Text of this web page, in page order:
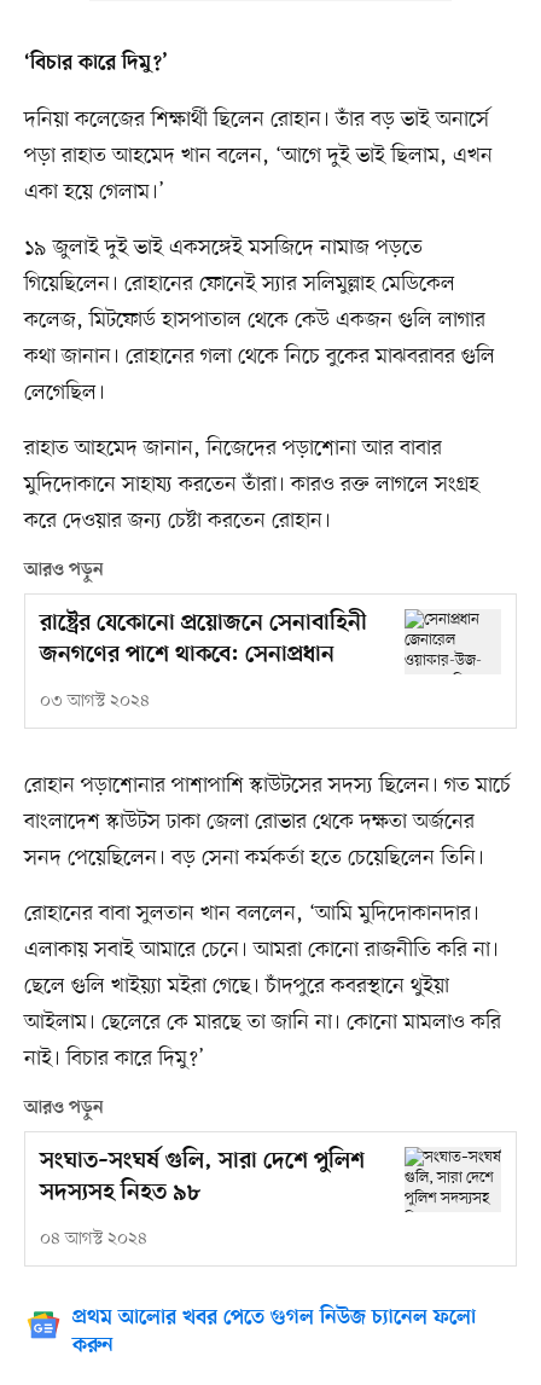
‘বিচার কারে দিমু?’
দনিয়া কলেজের শিক্ষার্থী ছিলেন রোহান। তাঁর বড় ভাই অনার্সে
পড়া রাহাত আহমেদ খান বলেন, ‘আগে দুই ভাই ছিলাম, এখন
একা হয়ে গেলাম।’
১৯ জুলাই দুই ভাই একসঙ্গেই মসজিদে নামাজ পড়তে
গিয়েছিলেন। রোহানের ফোনেই স্যার সলিমুল্লাহ মেডিকেল
কলেজ, মিটফোর্ড হাসপাতাল থেকে কেউ একজন গুলি লাগার
কথা জানান। রোহানের গলা থেকে নিচে বুকের মাঝবরাবর গুলি
লেগেছিল।
রাহাত আহমেদ জানান, নিজেদের পড়াশোনা আর বাবার
মুদিদোকানে সাহায্য করতেন তাঁরা। কারও রক্ত লাগলে সংগ্রহ
করে দেওয়ার জন্য চেষ্টা করতেন রোহান।
আরও পড়ুন
রাষ্ট্রের যেকোনো প্রয়োজনে সেনাবাহিনী
জনগণের পাশে থাকবে: সেনাপ্রধান
০৩ আগস্ট ২০২৪
রোহান পড়াশোনার পাশাপাশি স্কাউটসের সদস্য ছিলেন। গত মার্চে
বাংলাদেশ স্কাউটস ঢাকা জেলা রোভার থেকে দক্ষতা অর্জনের
সনদ পেয়েছিলেন। বড় সেনা কর্মকর্তা হতে চেয়েছিলেন তিনি।
রোহানের বাবা সুলতান খান বললেন, ‘আমি মুদিদোকানদার।
এলাকায় সবাই আমারে চেনে। আমরা কোনো রাজনীতি করি না।
ছেলে গুলি খাইয়্যা মইরা গেছে। চাঁদপুরে কবরস্থানে থুইয়া
আইলাম। ছেলেরে কে মারছে তা জানি না। কোনো মামলাও করি
নাই। বিচার কারে দিমু?’
আরও পড়ুন
সংঘাত–সংঘর্ষ গুলি, সারা দেশে পুলিশ
সদস্যসহ নিহত ৯৮
০৪ আগস্ট ২০২৪
প্রথম আলোর খবর পেতে গুগল নিউজ চ্যানেল ফলো
করুন